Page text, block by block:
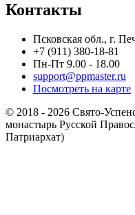
Контакты
Псковская обл., г.
+7 (911) 380-18-81
Пн-Пт 9.00 - 18.00
support@ppmaster.ru
Посмотреть на карте
© 2018 - 2026 Свято-
монастырь Русской
Патриархат)